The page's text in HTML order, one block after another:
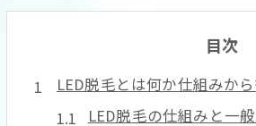
目次
LED脱毛とは何か仕組みか
LED脱毛の仕組みと一